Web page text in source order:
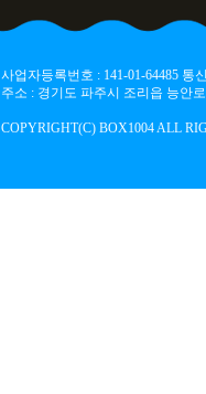
사업자등록번호 : 141-01-64485
주소 : 경기도 파주시 조리읍 능안
COPYRIGHT(C) BOX1004 ALL